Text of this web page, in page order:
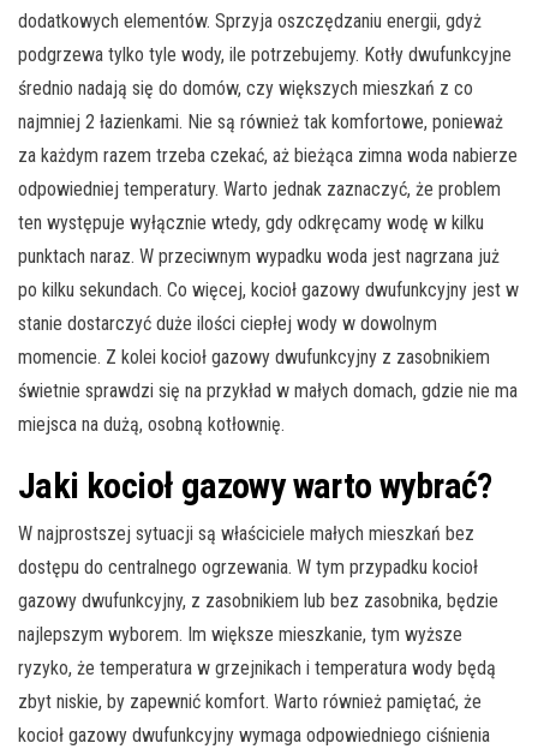
dodatkowych elementów. Sprzyja oszczędzaniu energii, gdyż
podgrzewa tylko tyle wody, ile potrzebujemy. Kotły dwufunkcyjne
średnio nadają się do domów, czy większych mieszkań z co
najmniej 2 łazienkami. Nie są również tak komfortowe, ponieważ
za każdym razem trzeba czekać, aż bieżąca zimna woda nabierze
odpowiedniej temperatury. Warto jednak zaznaczyć, że problem
ten występuje wyłącznie wtedy, gdy odkręcamy wodę w kilku
punktach naraz. W przeciwnym wypadku woda jest nagrzana już
po kilku sekundach. Co więcej, kocioł gazowy dwufunkcyjny jest w
stanie dostarczyć duże ilości ciepłej wody w dowolnym
momencie. Z kolei kocioł gazowy dwufunkcyjny z zasobnikiem
świetnie sprawdzi się na przykład w małych domach, gdzie nie ma
miejsca na dużą, osobną kotłownię.
Jaki kocioł gazowy warto wybrać?
W najprostszej sytuacji są właściciele małych mieszkań bez
dostępu do centralnego ogrzewania. W tym przypadku kocioł
gazowy dwufunkcyjny, z zasobnikiem lub bez zasobnika, będzie
najlepszym wyborem. Im większe mieszkanie, tym wyższe
ryzyko, że temperatura w grzejnikach i temperatura wody będą
zbyt niskie, by zapewnić komfort. Warto również pamiętać, że
kocioł gazowy dwufunkcyjny wymaga odpowiedniego ciśnienia